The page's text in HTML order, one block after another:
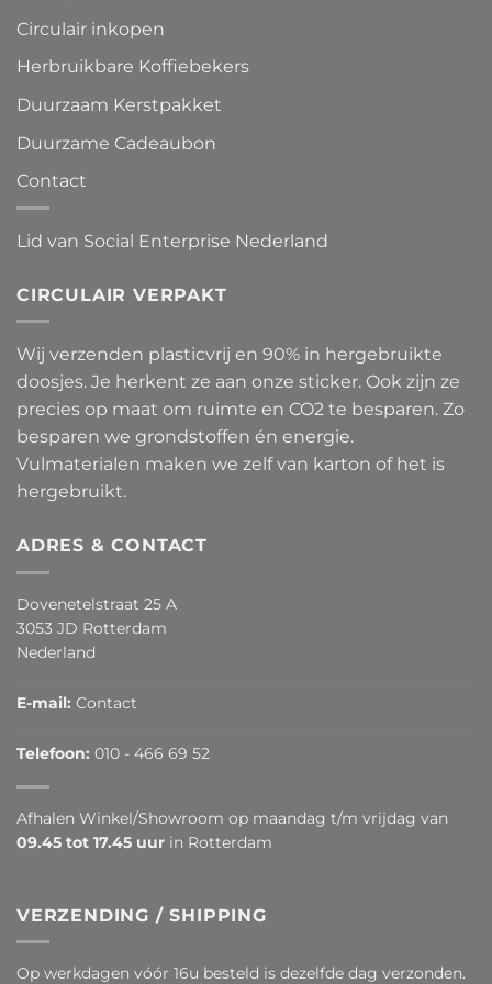
Circulair inkopen
Herbruikbare Koffiebekers
Duurzaam Kerstpakket
Duurzame Cadeaubon
Contact
Lid van Social Enterprise Nederland
CIRCULAIR VERPAKT
Wij verzenden plasticvrij en 90% in hergebruikte
doosjes. Je herkent ze aan onze sticker. Ook zijn ze
precies op maat om ruimte en CO2 te besparen. Zo
besparen we grondstoffen én energie.
Vulmaterialen maken we zelf van karton of het is
hergebruikt.
ADRES & CONTACT
Dovenetelstraat 25 A
3053 JD Rotterdam
Nederland
E-mail: Contact
Telefoon: 010 - 466 69 52
Afhalen Winkel/Showroom op maandag t/m vrijdag van
09.45 tot 17.45 uur in Rotterdam
VERZENDING / SHIPPING
Op werkdagen vóór 16u besteld is dezelfde dag verzonden.